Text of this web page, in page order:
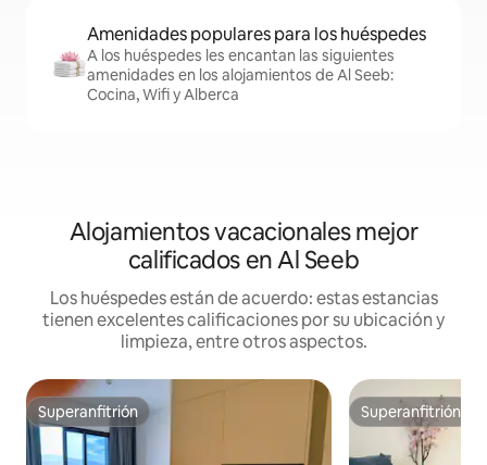
Amenidades populares para los huéspedes
A los huéspedes les encantan las siguientes
amenidades en los alojamientos de Al Seeb:
Cocina, Wifi y Alberca
Alojamientos vacacionales mejor
calificados en Al Seeb
Los huéspedes están de acuerdo: estas estancias
tienen excelentes calificaciones por su ubicación y
limpieza, entre otros aspectos.
Superanfitrión
Superanfitrión Superanfitrión
Superanfitrión